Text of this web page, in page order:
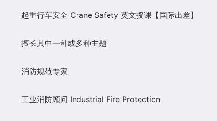
起重行车安全 Crane Safety 英文授课【国际出差】
擅长其中一种或多种主题
消防规范专家
工业消防顾问 Industrial Fire Protection